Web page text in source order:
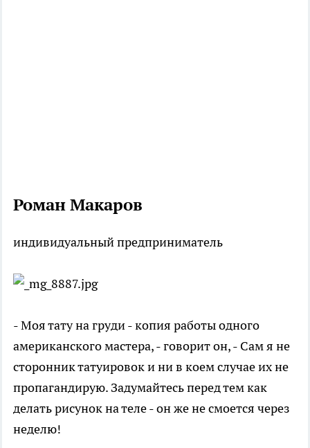
Роман Макаров
индивидуальный предприниматель
- Моя тату на груди - копия работы одного
американского мастера, - говорит он, - Сам я не
сторонник татуировок и ни в коем случае их не
пропагандирую. Задумайтесь перед тем как
делать рисунок на теле - он же не смоется через
неделю!